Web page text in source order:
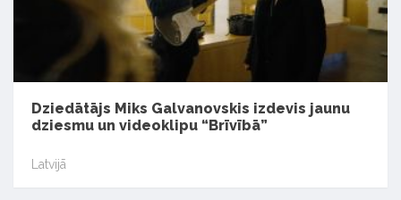
Dziedātājs Miks Galvanovskis izdevis jaunu
dziesmu un videoklipu “Brīvībā”
Latvijā